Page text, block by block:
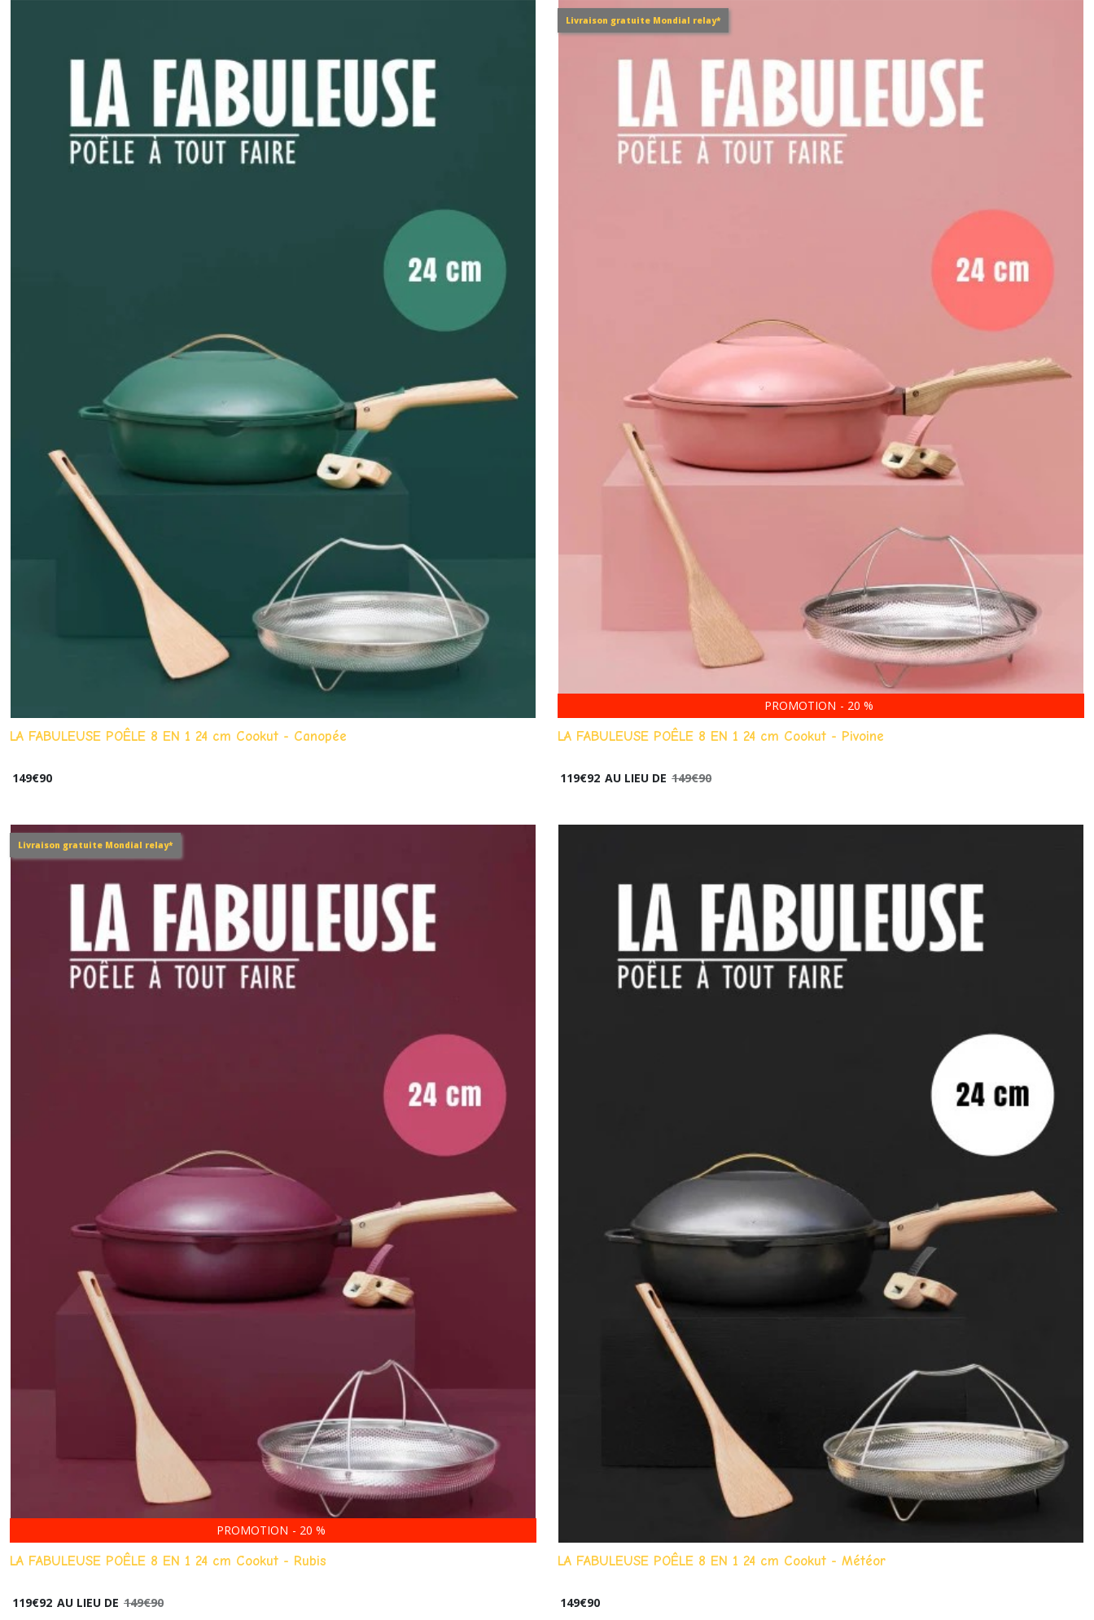
LA FABULEUSE POÊLE 8 EN 1 24 cm Cookut - Canopée
149€90
Livraison gratuite Mondial relay*
PROMOTION - 20 %
LA FABULEUSE POÊLE 8 EN 1 24 cm Cookut - Pivoine
119€92 AU LIEU DE 149€90
Livraison gratuite Mondial relay*
PROMOTION - 20 %
LA FABULEUSE POÊLE 8 EN 1 24 cm Cookut - Rubis
119€92 AU LIEU DE 149€90
LA FABULEUSE POÊLE 8 EN 1 24 cm Cookut - Météor
149€90